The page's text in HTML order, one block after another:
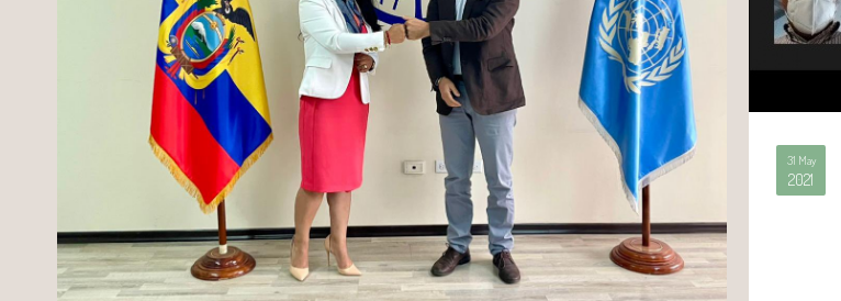
31 May
2021